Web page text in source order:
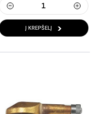
Į KREPŠELĮ